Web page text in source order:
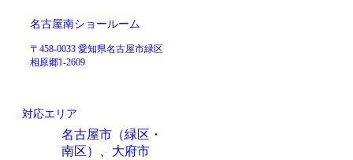
名古屋南ショールーム
〒458-0033 愛知県名古屋市緑区
相原郷1-2609
対応エリア
名古屋市（緑区・
南区）、大府市